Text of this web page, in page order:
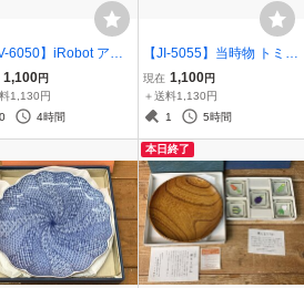
6050】iRobot アイ
ト Braava ブラーバ
床拭きロボット 201
通電確認済 現状品
1,100円
1,130円
0
4時間
【JI-5055】当時物 トミカ
パノラマバッグ/トミカ 宅
配便/バス/セット まとめ
現状品 ジャンク 東京引取
現在 1,100円
＋送料1,130円
1
5時間
本日終了